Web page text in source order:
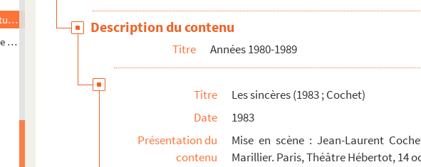
non identifié. Photographie de maquette de décor.
Description du contenu
Titre Années 1980-1989
Titre
Les sincères (1983 ; Cochet)
Date
1983
Présentation du
contenu
Mise en scène : Jean-Laurent
Marillier. Paris, Théâtre Hébertot, 14